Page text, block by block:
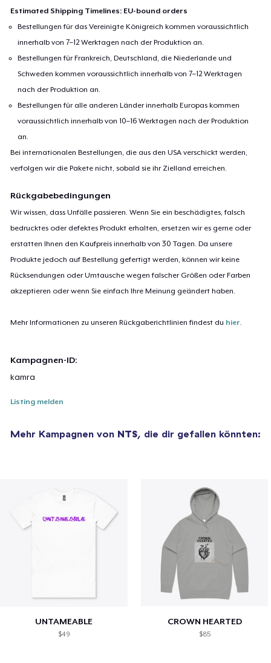
Estimated Shipping Timelines: EU-bound orders
Bestellungen für das Vereinigte Königreich kommen voraussichtlich
innerhalb von 7–12 Werktagen nach der Produktion an.
Bestellungen für Frankreich, Deutschland, die Niederlande und
Schweden kommen voraussichtlich innerhalb von 7–12 Werktagen
nach der Produktion an.
Bestellungen für alle anderen Länder innerhalb Europas kommen
voraussichtlich innerhalb von 10–16 Werktagen nach der Produktion
an.
Bei internationalen Bestellungen, die aus den USA verschickt werden,
verfolgen wir die Pakete nicht, sobald sie ihr Zielland erreichen.
Rückgabebedingungen
Wir wissen, dass Unfälle passieren. Wenn Sie ein beschädigtes, falsch
bedrucktes oder defektes Produkt erhalten, ersetzen wir es gerne oder
erstatten Ihnen den Kaufpreis innerhalb von 30 Tagen. Da unsere
Produkte jedoch auf Bestellung gefertigt werden, können wir keine
Rücksendungen oder Umtausche wegen falscher Größen oder Farben
akzeptieren oder wenn Sie einfach Ihre Meinung geändert haben.
Mehr Informationen zu unseren Rückgaberichtlinien findest du hier.
Kampagnen-ID:
kamra
Listing melden
Mehr Kampagnen von NTS, die dir gefallen könnten:
UNTAMEABLE
$49
CROWN HEARTED
$85